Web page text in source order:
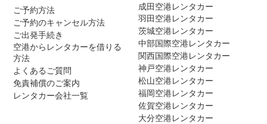
ご予約方法
ご予約のキャンセル方法
ご出発手続き
空港からレンタカーを借りる
方法
よくあるご質問
免責補償のご案内
レンタカー会社一覧
成田空港レンタカー
羽田空港レンタカー
茨城空港レンタカー
中部国際空港レンタカー
関西国際空港レンタカー
神戸空港レンタカー
松山空港レンタカー
福岡空港レンタカー
佐賀空港レンタカー
大分空港レンタカー